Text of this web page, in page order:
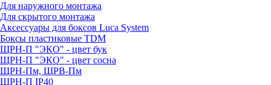
Для наружного монтажа
Для скрытого монтажа
Аксессуары для боксов Luca System
Боксы пластиковые TDM
ЩРН-П "ЭКО" - цвет бук
ЩРН-П "ЭКО" - цвет сосна
ЩРН-Пм, ЩРВ-Пм
ЩРН-П IP40